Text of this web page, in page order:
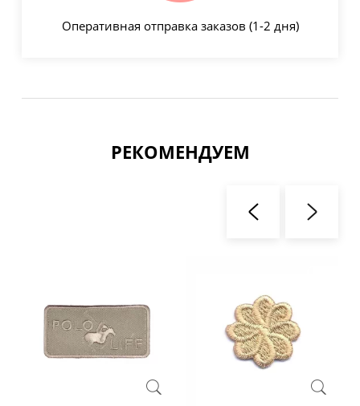
Оперативная отправка заказов (1-2 дня)
РЕКОМЕНДУЕМ